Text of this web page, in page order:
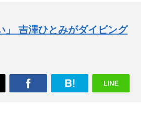
」 吉澤ひとみがダイビング